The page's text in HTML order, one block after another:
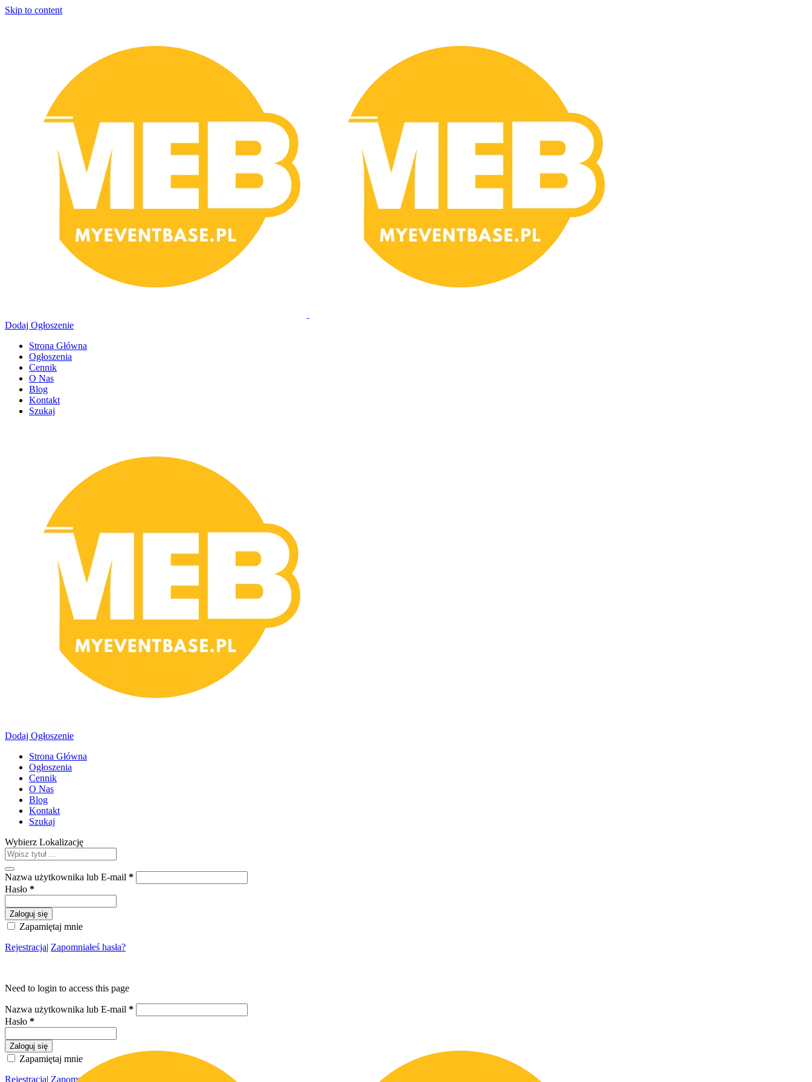
Skip to content
Dodaj Ogłoszenie
Strona Główna
Ogłoszenia
Cennik
O Nas
Blog
Kontakt
Szukaj
Dodaj Ogłoszenie
Strona Główna
Ogłoszenia
Cennik
O Nas
Blog
Kontakt
Szukaj
Wybierz Lokalizację
Nazwa użytkownika lub E-mail *
Hasło *
Zaloguj się
Zapamiętaj mnie
Rejestracja| Zapomniałeś hasła?
Need to login to access this page
Nazwa użytkownika lub E-mail *
Hasło *
Zaloguj się
Zapamiętaj mnie
Rejestracja| Zapomniałeś hasła?